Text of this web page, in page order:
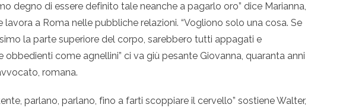
degno di essere definito tale neanche a pagarlo oro” dice Marianna,
lavora a Roma nelle pubbliche relazioni. “Vogliono solo una cosa. Se
la parte superiore del corpo, sarebbero tutti appagati e
come agnellini” ci va giù pesante Giovanna, quaranta anni
romana.
parlano, parlano, fino a farti scoppiare il cervello” sostiene Walter,